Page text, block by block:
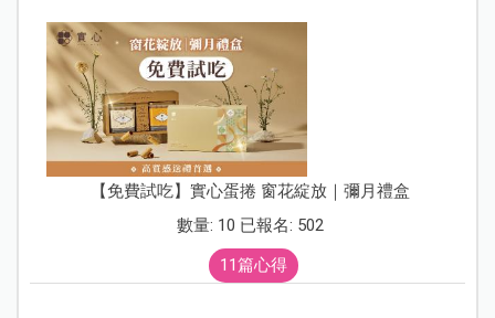
【免費試吃】實心蛋捲 窗花綻放｜彌月禮盒
數量: 10 已報名: 502
11篇心得